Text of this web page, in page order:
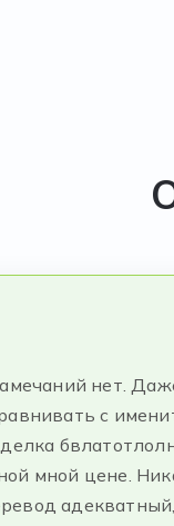
нет.
с
мной цене.